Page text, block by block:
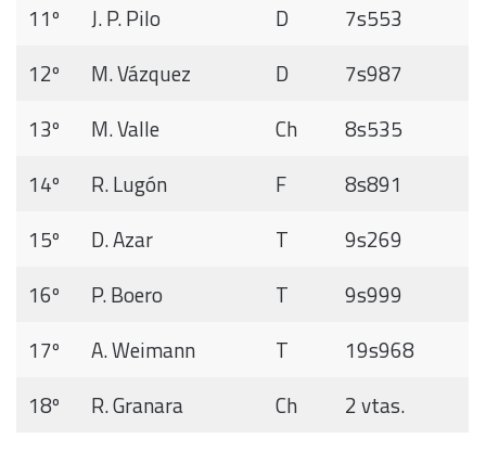
11º
J. P. Pilo D
7s553
12º
M. Vázquez D
7s987
13º
M. Valle Ch
8s535
14º
R. Lugón F
8s891
15º
D. Azar T
9s269
16º
P. Boero T
9s999
17º
A. Weimann T
19s968
18º
R. Granara Ch 2 vtas.